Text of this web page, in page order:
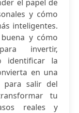
el papel de
y cómo
inteligentes.
y cómo
invertir,
identificar la
en una
para salir del
tu
reales y